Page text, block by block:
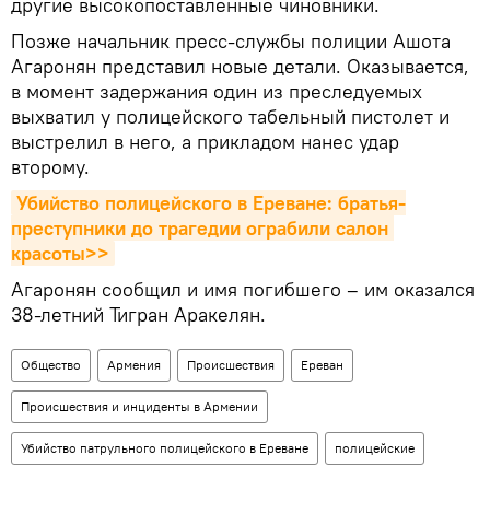
другие высокопоставленные чиновники.
Позже начальник пресс-службы полиции Ашота
Агаронян представил новые детали. Оказывается,
в момент задержания один из преследуемых
выхватил у полицейского табельный пистолет и
выстрелил в него, а прикладом нанес удар
второму.
Убийство полицейского в Ереване: братья-
преступники до трагедии ограбили салон
красоты>>
Агаронян сообщил и имя погибшего – им оказался
38-летний Тигран Аракелян.
Общество Армения Происшествия Ереван
Происшествия и инциденты в Армении
Убийство патрульного полицейского в Ереване полицейские